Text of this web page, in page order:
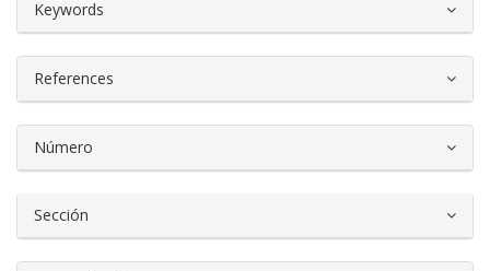
Keywords
References
Número
Sección